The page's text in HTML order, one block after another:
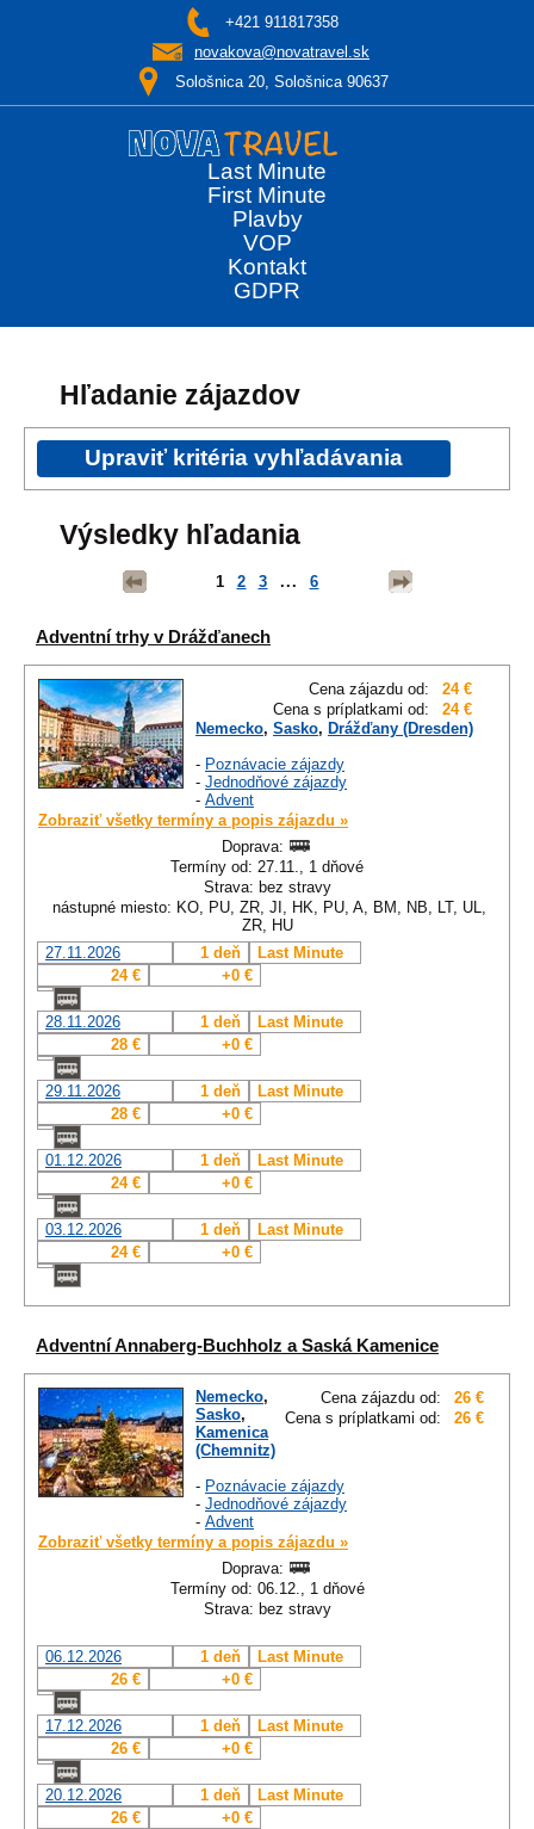
+421 911817358
novakova@novatravel.sk
Sološnica 20, Sološnica 90637
Last Minute
First Minute
Plavby
VOP
Kontakt
GDPR
Hľadanie zájazdov
Výsledky hľadania
1 2 3 ... 6
Adventní trhy v Drážďanech
Cena zájazdu od:
24 €
Cena s príplatkami od:
24 €
Nemecko, Sasko, Drážďany (Dresden)
- Poznávacie zájazdy
- Jednodňové zájazdy
- Advent
Zobraziť všetky termíny a popis zájazdu »
Doprava:
Termíny od: 27.11., 1 dňové
Strava: bez stravy
nástupné miesto: KO, PU, ZR, JI, HK, PU, A, BM, NB, LT, UL,
ZR, HU
27.11.2026
1 deň
Last Minute
24 €
+0 €
28.11.2026 1 deň
Last Minute
28 €
+0 €
29.11.2026 1 deň
Last Minute
28 €
+0 €
01.12.2026 1 deň
Last Minute
24 €
+0 €
03.12.2026 1 deň
Last Minute
24 €
+0 €
Adventní Annaberg-Buchholz a Saská Kamenice
Cena zájazdu od:
26 €
Cena s príplatkami od:
26 €
Nemecko,
Sasko,
Kamenica
(Chemnitz)
- Poznávacie zájazdy
- Jednodňové zájazdy
- Advent
Zobraziť všetky termíny a popis zájazdu »
Doprava:
Termíny od: 06.12., 1 dňové
Strava: bez stravy
06.12.2026 1 deň
Last Minute
26 €
+0 €
17.12.2026 1 deň
Last Minute
26 €
+0 €
20.12.2026 1 deň
Last Minute
26 €
+0 €